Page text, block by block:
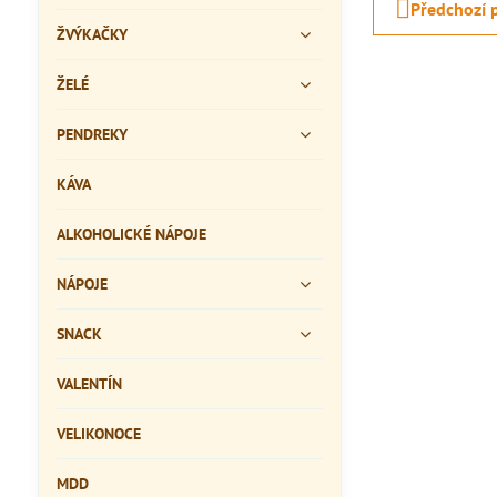
Předchozí
ŽVÝKAČKY
ŽELÉ
PENDREKY
KÁVA
ALKOHOLICKÉ NÁPOJE
NÁPOJE
SNACK
VALENTÍN
VELIKONOCE
MDD